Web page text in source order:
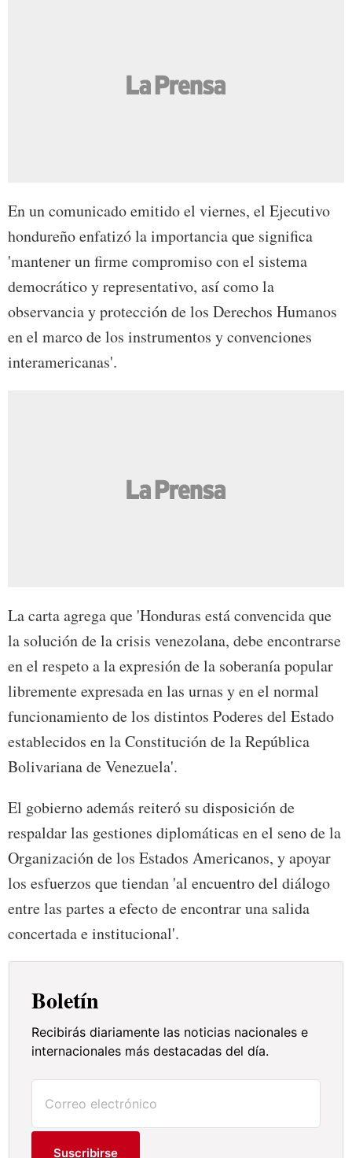
En un comunicado emitido el viernes, el Ejecutivo
hondureño enfatizó la importancia que significa
'mantener un firme compromiso con el sistema
democrático y representativo, así como la
observancia y protección de los Derechos Humanos
en el marco de los instrumentos y convenciones
interamericanas'.
La carta agrega que 'Honduras está convencida que
la solución de la crisis venezolana, debe encontrarse
en el respeto a la expresión de la soberanía popular
libremente expresada en las urnas y en el normal
funcionamiento de los distintos Poderes del Estado
establecidos en la Constitución de la República
Bolivariana de Venezuela'.
El gobierno además reiteró su disposición de
respaldar las gestiones diplomáticas en el seno de la
Organización de los Estados Americanos, y apoyar
los esfuerzos que tiendan 'al encuentro del diálogo
entre las partes a efecto de encontrar una salida
concertada e institucional'.
Boletín
Recibirás diariamente las noticias nacionales e
internacionales más destacadas del día.
Suscribirse